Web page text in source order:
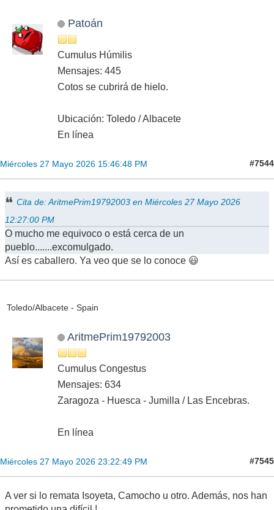
Patoán
Cumulus Húmilis
Mensajes: 445
Cotos se cubrirá de hielo.
Ubicación: Toledo / Albacete
En línea
Miércoles 27 Mayo 2026 15:46:48 PM #7544
Cita de: AritmePrim19792003 en Miércoles 27 Mayo 2026
12:27:00 PM
O mucho me equivoco o está cerca de un
pueblo.......excomulgado.
Así es caballero. Ya veo que se lo conoce 😃
Toledo/Albacete - Spain
AritmePrim19792003
Cumulus Congestus
Mensajes: 634
Zaragoza - Huesca - Jumilla / Las Encebras.
En línea
Miércoles 27 Mayo 2026 23:22:49 PM #7545
A ver si lo remata Isoyeta, Camocho u otro. Además, nos han